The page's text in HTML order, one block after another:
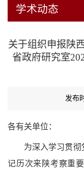
学术动态
关于组织申报陕
省政府研究室
发布
各有关单位：
为深入学习贯
记历次来陕考察重